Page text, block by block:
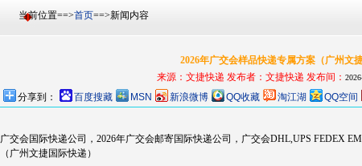
当前位置==>首页==>新闻内容
2026年广交会样品快递专属方案（广州文
来源：文捷快递 发布者： 文捷快递 发布间：
分享到：
百度搜藏 MSN 新浪微博 QQ收藏 淘江湖 QQ空间
广交会国际快递公司，2026年广交会邮寄国际快递公司，广交会DHL,UPS FEDEX
（广州文捷国际快递）